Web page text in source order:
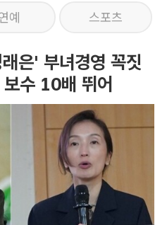
예 스포츠
은' 부녀경영 꼭짓
수 10배 뛰어